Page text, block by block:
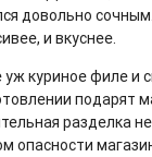
довольно
и вкуснее.
куриное филе и
подарят
разделка
опасности